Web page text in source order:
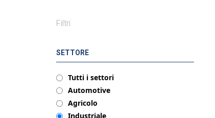
Filtri
SETTORE
Tutti i settori
Automotive
Agricolo
Industriale